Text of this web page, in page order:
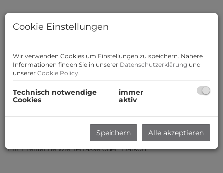
Beschreibung
In der Emmerberggasse, Wr. Neustadt wurde soeben
ein Wohnhaus mit 6 Einheiten fertiggestellt.
Die modernen Mietwohnungen zeichnen sich besonders
Zur Vermietung gelangen 2-3 Zimmer Wohnungen jeweils
mit Freifläche wie Terrasse oder Balkon.
Cookie Einstellungen
Wir verwenden Cookies um Einstellungen zu speichern. Nähere
Informationen finden Sie in unserer Datenschutzerklärung und
unserer Cookie Policy.
Technisch notwendige
Cookies
immer
aktiv
Speichern Alle akzeptieren